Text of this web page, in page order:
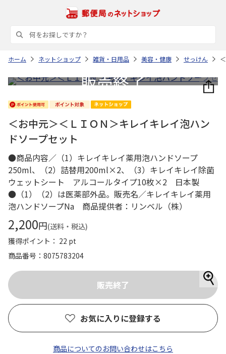
ホーム ネットショップ 雑貨・日用品 美容・健康 せっけん
＜お中元＞＜ＬＩＯＮ＞キレイキレイ泡ハン
ドソープセット
●商品内容／（1）キレイキレイ薬用泡ハンドソープ
250ml、（2）詰替用200ml×2、（3）キレイキレイ除菌
ウェットシート アルコールタイプ10枚×2 日本製
●（1）（2）は医薬部外品。販売名／キレイキレイ薬用
泡ハンドソープNa 商品提供者：リンベル（株）
2,200円(送料・税込)
獲得ポイント： 22 pt
商品番号
8075783204
お気に入りに登録する
商品についてのお問い合わせはこちら